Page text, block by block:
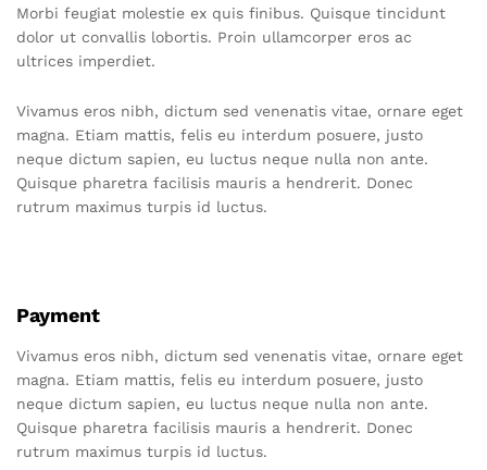
Morbi feugiat molestie ex quis finibus. Quisque tincidunt
dolor ut convallis lobortis. Proin ullamcorper eros ac
ultrices imperdiet.
Vivamus eros nibh, dictum sed venenatis vitae, ornare eget
magna. Etiam mattis, felis eu interdum posuere, justo
neque dictum sapien, eu luctus neque nulla non ante.
Quisque pharetra facilisis mauris a hendrerit. Donec
rutrum maximus turpis id luctus.
Payment
Vivamus eros nibh, dictum sed venenatis vitae, ornare eget
magna. Etiam mattis, felis eu interdum posuere, justo
neque dictum sapien, eu luctus neque nulla non ante.
Quisque pharetra facilisis mauris a hendrerit. Donec
rutrum maximus turpis id luctus.